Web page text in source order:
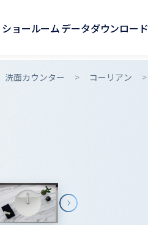
ショールームデータダウンロード
洗面カウンター コーリアン